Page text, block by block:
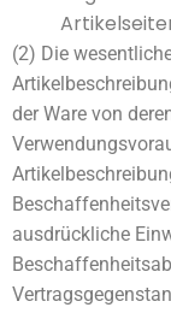
(2) Die
der Ware von
ausdrückliche